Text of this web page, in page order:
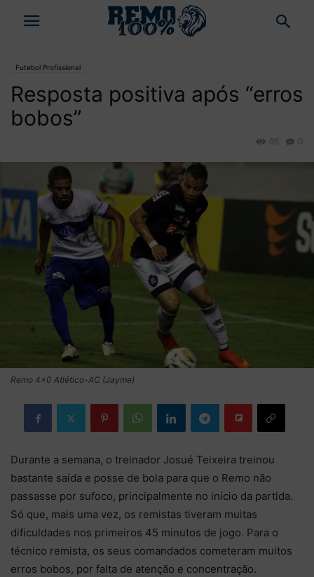
Futebol Profissional
Resposta positiva após “erros
bobos”
0
95
Remo 4x0 Atlético-AC (Jayme)
Durante a semana, o treinador Josué Teixeira treinou
bastante saída e posse de bola para que o Remo não
passasse por sufoco, principalmente no início da partida.
Só que, mais uma vez, os remistas tiveram muitas
dificuldades nos primeiros 45 minutos de jogo. Para o
técnico remista, os seus comandados cometeram muitos
erros bobos, por falta de atenção e concentração.